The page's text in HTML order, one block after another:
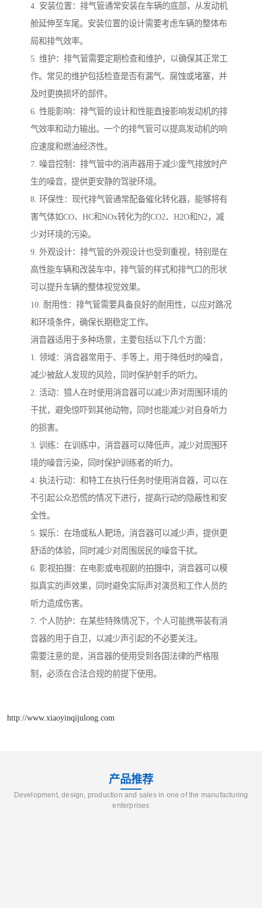
4. 安装位置：排气管通常安装在车辆的底部，从发动机
舱延伸至车尾。安装位置的设计需要考虑车辆的整体布
局和排气效率。
5. 维护：排气管需要定期检查和维护，以确保其正常工
作。常见的维护包括检查是否有漏气、腐蚀或堵塞，并
及时更换损坏的部件。
6. 性能影响：排气管的设计和性能直接影响发动机的排
气效率和动力输出。一个的排气管可以提高发动机的响
应速度和燃油经济性。
7. 噪音控制：排气管中的消声器用于减少废气排放时产
生的噪音，提供更安静的驾驶环境。
8. 环保性：现代排气管通常配备催化转化器，能够将有
害气体如CO、HC和NOx转化为的CO2、H2O和N2，减
少对环境的污染。
9. 外观设计：排气管的外观设计也受到重视，特别是在
高性能车辆和改装车中，排气管的样式和排气口的形状
可以提升车辆的整体视觉效果。
10. 耐用性：排气管需要具备良好的耐用性，以应对路况
和环境条件，确保长期稳定工作。
消音器适用于多种场景，主要包括以下几个方面：
1. 领域：消音器常用于、手等上，用于降低时的噪音，
减少被敌人发现的风险，同时保护射手的听力。
2. 活动：猎人在时使用消音器可以减少声对周围环境的
干扰，避免惊吓到其他动物，同时也能减少对自身听力
的损害。
3. 训练：在训练中，消音器可以降低声，减少对周围环
境的噪音污染，同时保护训练者的听力。
4. 执法行动：和特工在执行任务时使用消音器，可以在
不引起公众恐慌的情况下进行，提高行动的隐蔽性和安
全性。
5. 娱乐：在场或私人靶场，消音器可以减少声，提供更
舒适的体验，同时减少对周围居民的噪音干扰。
6. 影视拍摄：在电影或电视剧的拍摄中，消音器可以模
拟真实的声效果，同时避免实际声对演员和工作人员的
听力造成伤害。
7. 个人防护：在某些特殊情况下，个人可能携带装有消
音器的用于自卫，以减少声引起的不必要关注。
需要注意的是，消音器的使用受到各国法律的严格限
制，必须在合法合规的前提下使用。
http://www.xiaoyinqijulong.com
产品推荐
Development, design, production and sales in one of the manufacturing
enterprises